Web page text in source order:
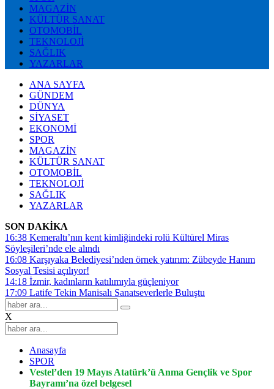
MAGAZİN
KÜLTÜR SANAT
OTOMOBİL
TEKNOLOJİ
SAĞLIK
YAZARLAR
ANA SAYFA
GÜNDEM
DÜNYA
SİYASET
EKONOMİ
SPOR
MAGAZİN
KÜLTÜR SANAT
OTOMOBİL
TEKNOLOJİ
SAĞLIK
YAZARLAR
SON DAKİKA
16:38 Kemeraltı’nın kent kimliğindeki rolü Kültürel Miras
Söyleşileri’nde ele alındı
16:08 Karşıyaka Belediyesi’nden örnek yatırım: Zübeyde Hanım
Sosyal Tesisi açılıyor!
14:18 İzmir, kadınların katılımıyla güçleniyor
17:09 Latife Tekin Manisalı Sanatseverlerle Buluştu
X
Anasayfa
SPOR
Vestel’den 19 Mayıs Atatürk’ü Anma Gençlik ve Spor
Bayramı’na özel belgesel